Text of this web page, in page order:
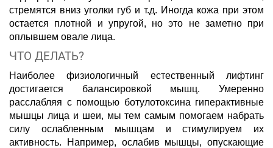
стремятся вниз уголки губ и т.д. Иногда кожа при этом
остается плотной и упругой, но это не заметно при
оплывшем овале лица.
ЧТО ДЕЛАТЬ?
Наиболее физиологичный естественный лифтинг
достигается балансировкой мышц. Умеренно
расслабляя с помощью ботулотоксина гиперактивные
мышцы лица и шеи, мы тем самым помогаем набрать
силу ослабленным мышцам и стимулируем их
активность. Например, ослабив мышцы, опускающие